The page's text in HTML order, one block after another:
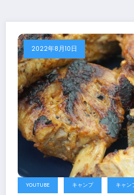
2022年8月10日
YOUTUBE キャンプ キャン